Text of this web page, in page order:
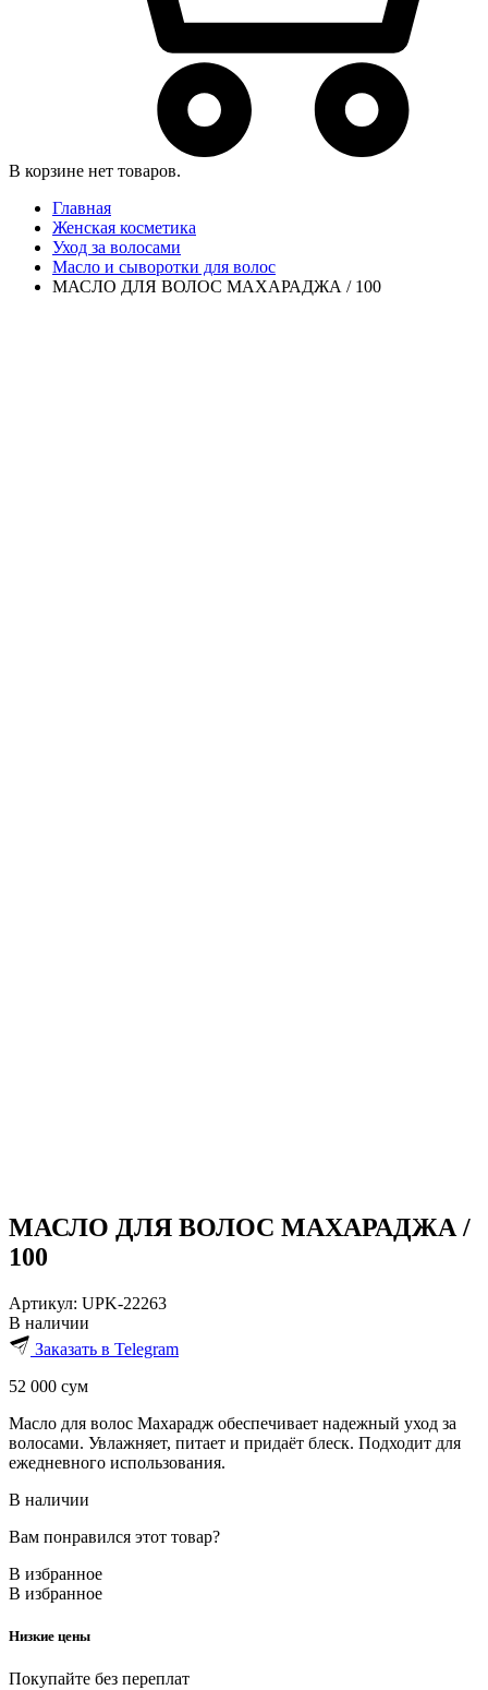
В корзине нет товаров.
Главная
Женская косметика
Уход за волосами
Масло и сыворотки для волос
МАСЛО ДЛЯ ВОЛОС МАХАРАДЖА / 100
МАСЛО ДЛЯ ВОЛОС МАХАРАДЖА /
100
Артикул: UPK-22263
В наличии
Заказать в Telegram
52 000 сум
Масло для волос Махарадж обеспечивает надежный уход за
волосами. Увлажняет, питает и придаёт блеск. Подходит для
ежедневного использования.
В наличии
Вам понравился этот товар?
В избранное
В избранное
Низкие цены
Покупайте без переплат